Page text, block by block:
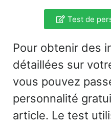
Test de
Pour obtenir des
détaillées sur
vous pouvez
personnalité
article. Le test